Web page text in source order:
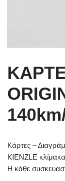
Κάρτες –
KIENZLE
Η κάθε